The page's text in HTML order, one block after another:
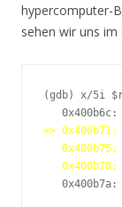
hypercomputer-
sehen wir uns im
(gdb) x/5i
=>
0x400b75:
0x400b78:
0x400b7a: